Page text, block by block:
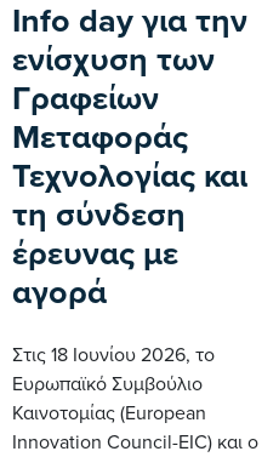
Info day για την
ενίσχυση των
Γραφείων
Μεταφοράς
Τεχνολογίας και
τη σύνδεση
έρευνας με
αγορά
Στις 18 Ιουνίου 2026, το
Ευρωπαϊκό Συμβούλιο
Καινοτομίας (European
Innovation Council-EIC) και ο